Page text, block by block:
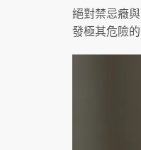
絕對禁忌癥
發極其危險